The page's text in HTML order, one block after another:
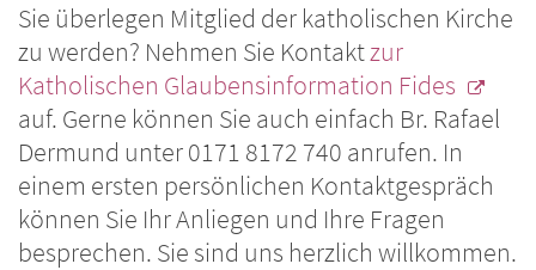
Sie überlegen Mitglied der katholischen Kirche
zu werden? Nehmen Sie Kontaktzur
Katholischen Glaubensinformation Fides
auf. Gerne können Sie auch einfach Br. Rafael
Dermund unter 0171 8172 740 anrufen. In
einem ersten persönlichen Kontaktgespräch
können Sie Ihr Anliegen und Ihre Fragen
besprechen. Sie sind uns herzlich willkommen.